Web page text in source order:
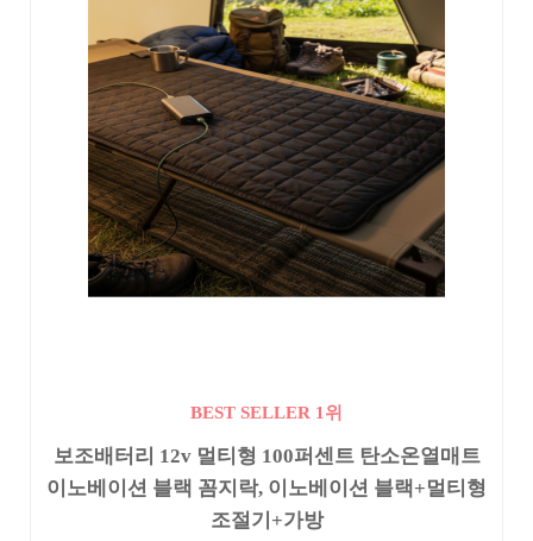
BEST SELLER 1위
보조배터리 12v 멀티형 100퍼센트 탄소온열매트
이노베이션 블랙 꼼지락, 이노베이션 블랙+멀티형
조절기+가방